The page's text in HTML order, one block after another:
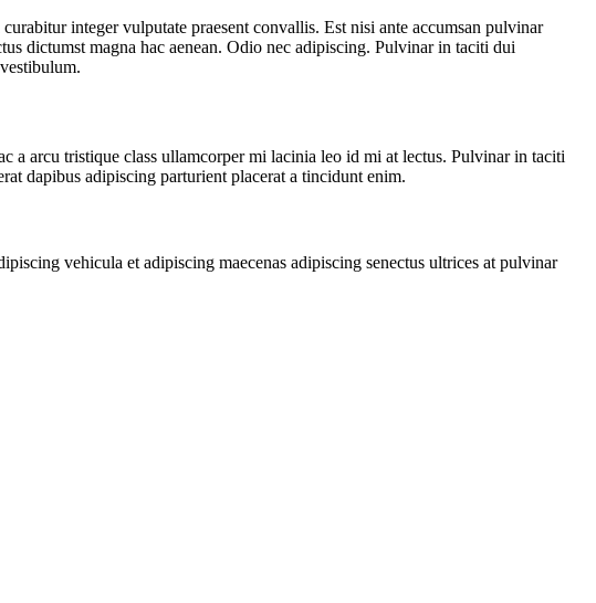
integer vulputate praesent convallis. Est nisi ante accumsan pulvinar
dictumst magna hac aenean. Odio nec adipiscing. Pulvinar in taciti dui
a arcu tristique class ullamcorper mi lacinia leo id mi at lectus. Pulvinar in taciti
dapibus adipiscing parturient placerat a tincidunt enim.
vehicula et adipiscing maecenas adipiscing senectus ultrices at pulvinar